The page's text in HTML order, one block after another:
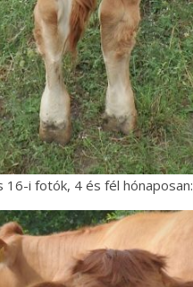
16-i fotók, 4 és fél hónaposan: